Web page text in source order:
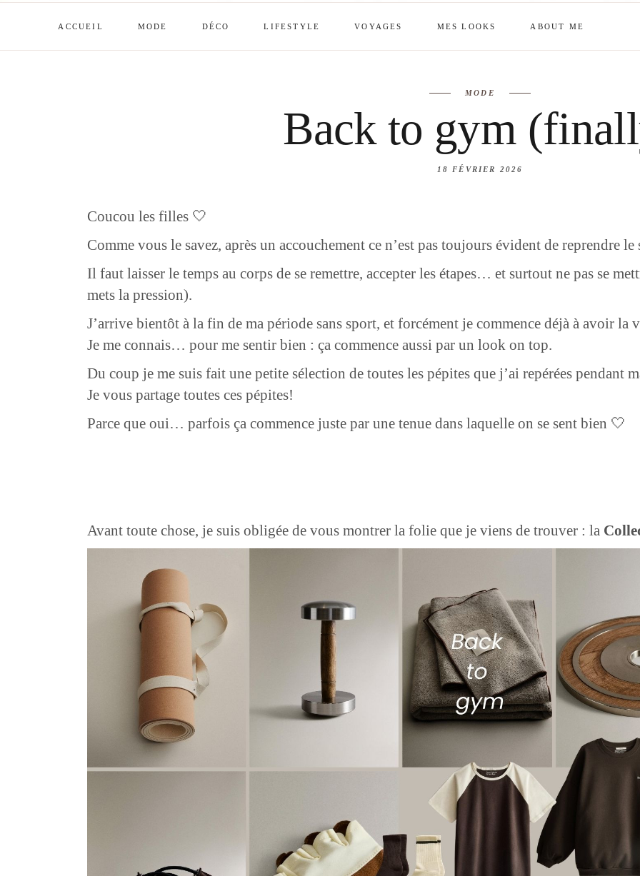
ACCUEIL MODE DÉCO LIFESTYLE VOYAGES MES LOOKS ABOUT ME
Voilà Beauté
MODE
Back to gym
18 FÉVRIER 2026
Coucou les filles 🤍
Comme vous le savez, après un accouchement ce n’est pas toujours évident de reprendre le
Il faut laisser le temps au corps de se remettre, accepter les étapes… et surtout ne pas se
mets la pression).
J’arrive bientôt à la fin de ma période sans sport, et forcément je commence déjà à avoir la
Je me connais… pour me sentir bien : ça commence aussi par un look on top.
Du coup je me suis fait une petite sélection de toutes les pépites que j’ai repérées pendant
Je vous partage toutes ces pépites!
Parce que oui… parfois ça commence juste par une tenue dans laquelle on se sent bien 🤍
Avant toute chose, je suis obligée de vous montrer la folie que je viens de trouver : la